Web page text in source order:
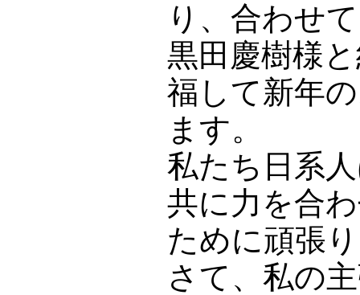
り、合わせて
黒田慶樹様
福して新年
ます。
私たち日系
共に力を合
ために頑張
さて、私の